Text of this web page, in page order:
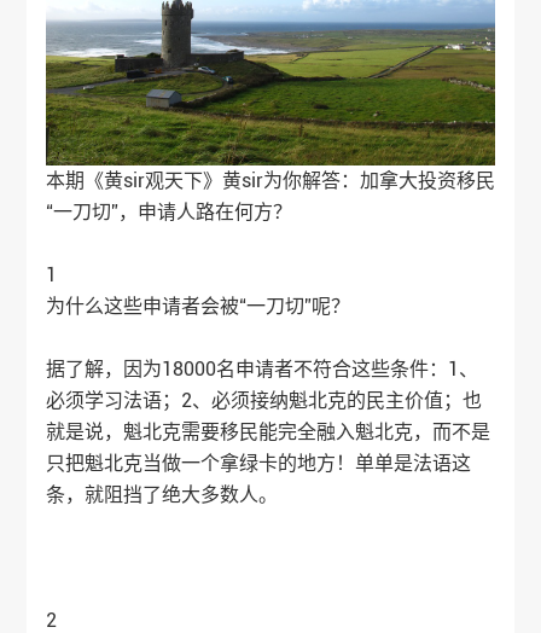
本期《黄sir观天下》黄sir为你解答：加拿大投资移民
“一刀切”，申请人路在何方？
1
为什么这些申请者会被“一刀切”呢？
据了解，因为18000名申请者不符合这些条件：1、
必须学习法语；2、必须接纳魁北克的民主价值；也
就是说，魁北克需要移民能完全融入魁北克，而不是
只把魁北克当做一个拿绿卡的地方！单单是法语这
条，就阻挡了绝大多数人。
2